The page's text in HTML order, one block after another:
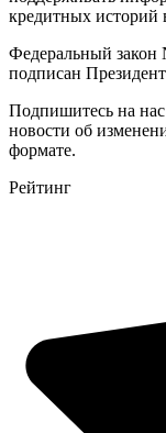
кредитных историй
Федеральный закон
подписан
Подпишитесь на
новости об
формате.
Рейтинг